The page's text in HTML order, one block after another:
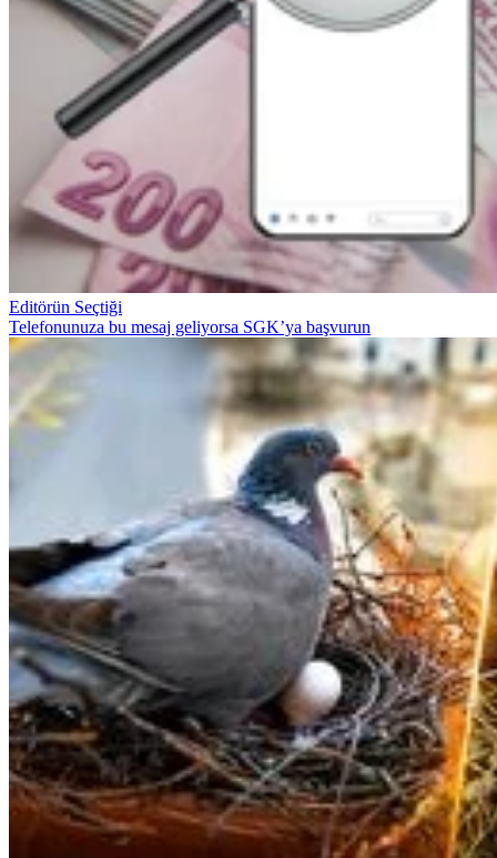
Editörün Seçtiği
Telefonunuza bu mesaj geliyorsa SGK’ya başvurun